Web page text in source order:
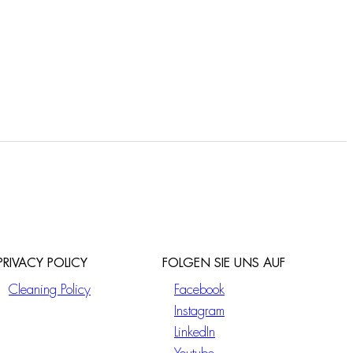
POLICY
Cleaning Policy
FOLGEN SIE UNS AUF
Facebook
Instagram
LinkedIn